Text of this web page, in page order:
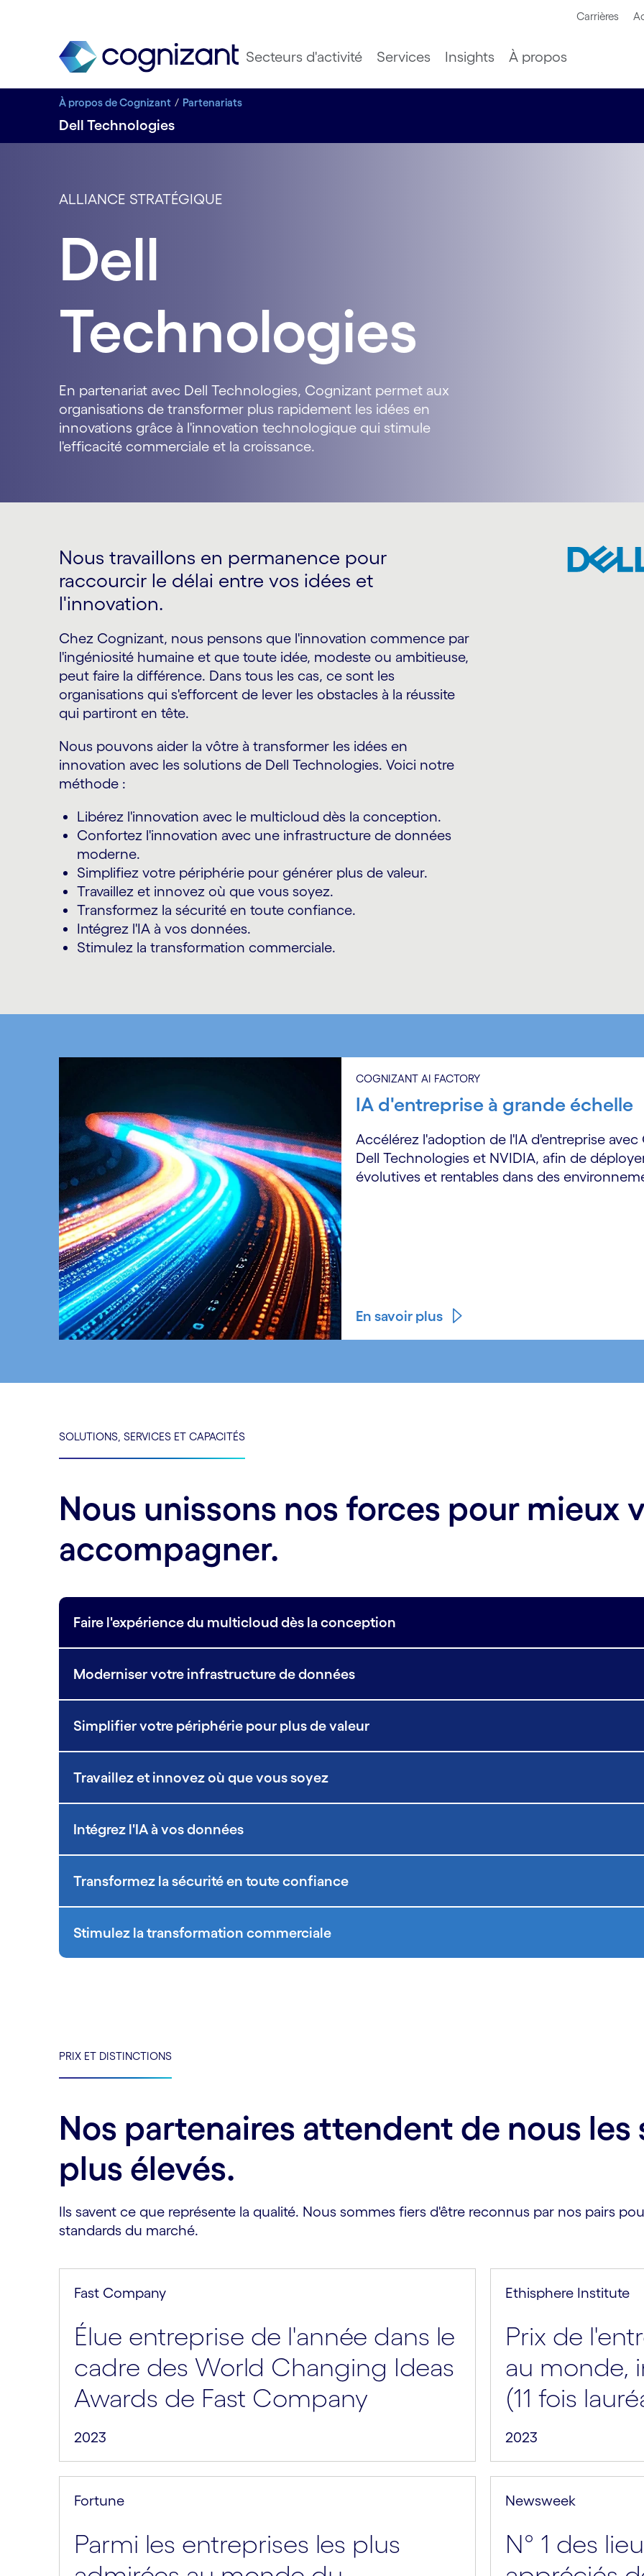
Carrières
Secteurs d'activité Services Insights À propos
À propos de Cognizant Partenariats
Dell Technologies
ALLIANCE STRATÉGIQUE
Dell
Technologies
En partenariat avec Dell Technologies, Cognizant permet aux
organisations de transformer plus rapidement les idées en
innovations grâce à l'innovation technologique qui stimule
l'efficacité commerciale et la croissance.
Nous travaillons en permanence pour
raccourcir le délai entre vos idées et
l'innovation.
Chez Cognizant, nous pensons que l'innovation commence par
l'ingéniosité humaine et que toute idée, modeste ou ambitieuse,
peut faire la différence. Dans tous les cas, ce sont les
organisations qui s'efforcent de lever les obstacles à la réussite
qui partiront en tête.
Nous pouvons aider la vôtre à transformer les idées en
innovation avec les solutions de Dell Technologies. Voici notre
méthode :
Libérez l'innovation avec le multicloud dès la conception.
Confortez l'innovation avec une infrastructure de données
moderne.
Simplifiez votre périphérie pour générer plus de valeur.
Travaillez et innovez où que vous soyez.
Transformez la sécurité en toute confiance.
Intégrez l'IA à vos données.
Stimulez la transformation commerciale.
COGNIZANT AI FACTORY
IA d'entreprise à grande échelle
Accélérez l'adoption de l'IA d'entreprise
Dell Technologies et NVIDIA, afin de
évolutives et rentables dans des
En savoir plus
SOLUTIONS, SERVICES ET CAPACITÉS
Nous unissons nos forces pour mieux
accompagner.
Faire l'expérience du multicloud dès la conception
Moderniser votre infrastructure de données
Simplifier votre périphérie pour plus de valeur
Travaillez et innovez où que vous soyez
Intégrez l'IA à vos données
Transformez la sécurité en toute confiance
Stimulez la transformation commerciale
PRIX ET DISTINCTIONS
Nos partenaires attendent de nous les
plus élevés.
Ils savent ce que représente la qualité. Nous sommes fiers d'être reconnus par nos pairs
standards du marché.
Fast Company
Élue entreprise de l'année dans le
cadre des World Changing Ideas
Awards de Fast Company
2023
Ethisphere Institute
Prix de
au monde,
(11 fois
2023
Fortune
Parmi les entreprises les plus
Newsweek
N° 1 des